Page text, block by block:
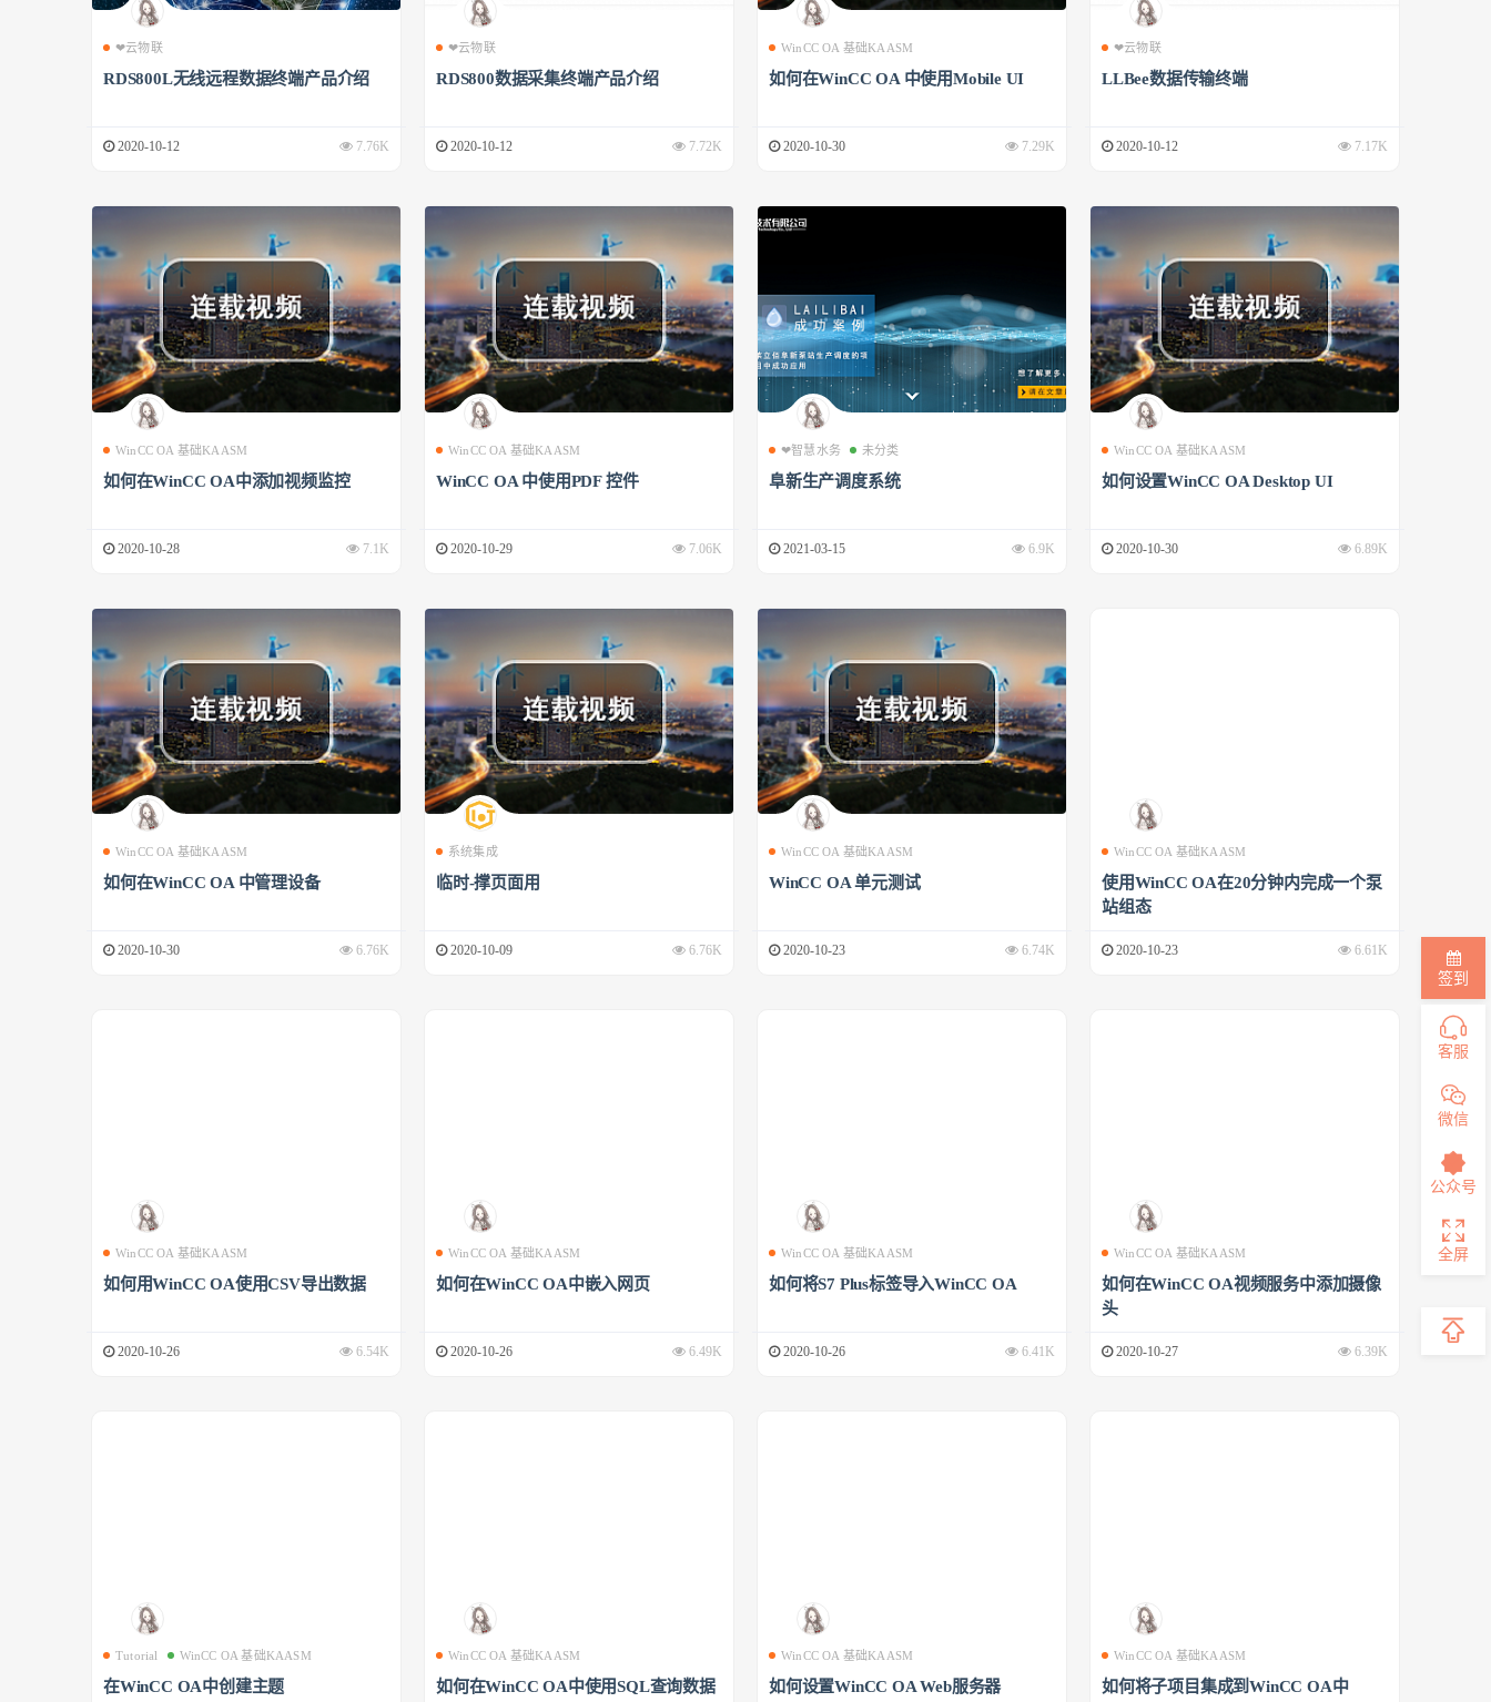
❤云物联
RDS800L无线远程数据终端产品介绍
2020-10-12 7.76K
❤云物联
RDS800数据采集终端产品介绍
2020-10-12 7.72K
WinCC OA 基础KAASM
如何在WinCC OA 中使用Mobile UI
2020-10-30 7.29K
❤云物联
LLBee数据传输终端
2020-10-12 7.17K
WinCC OA 基础KAASM
如何在WinCC OA中添加视频监控
2020-10-28 7.1K
WinCC OA 基础KAASM
WinCC OA 中使用PDF 控件
2020-10-29 7.06K
❤智慧水务 未分类
阜新生产调度系统
2021-03-15 6.9K
WinCC OA 基础KAASM
如何设置WinCC OA Desktop UI
2020-10-30 6.89K
WinCC OA 基础KAASM
如何在WinCC OA 中管理设备
2020-10-30 6.76K
系统集成
临时-撑页面用
2020-10-09 6.76K
WinCC OA 基础KAASM
WinCC OA 单元测试
2020-10-23 6.74K
WinCC OA 基础KAASM
使用WinCC OA在20分钟内完成一个泵
站组态
2020-10-23 6.61K
WinCC OA 基础KAASM
如何用WinCC OA使用CSV导出数据
2020-10-26 6.54K
WinCC OA 基础KAASM
如何在WinCC OA中嵌入网页
2020-10-26 6.49K
WinCC OA 基础KAASM
如何将S7 Plus标签导入WinCC OA
2020-10-26 6.41K
WinCC OA 基础KAASM
如何在WinCC OA视频服务中添加摄像
头
2020-10-27 6.39K
Tutorial WinCC OA 基础KAASM
在WinCC OA中创建主题
WinCC OA 基础KAASM
如何在WinCC OA中使用SQL查询数据
WinCC OA 基础KAASM
如何设置WinCC OA Web服务器
WinCC OA 基础KAASM
如何将子项目集成到WinCC OA中
签到
客服
微信
公众号
全屏